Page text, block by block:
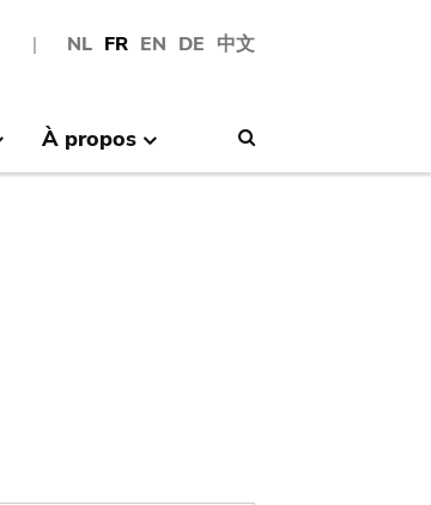
NL FR EN DE 中文
À propos